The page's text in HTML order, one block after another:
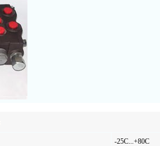
-25C...+80C